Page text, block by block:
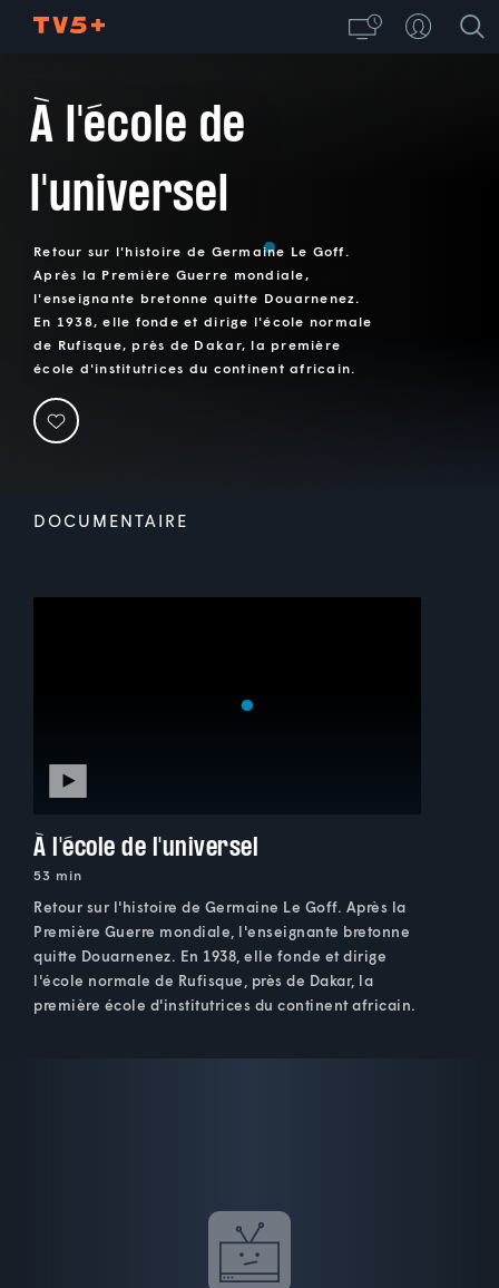
À l'école de
l'universel
Retour sur l'histoire de Germaine Le Goff.
Après la Première Guerre mondiale,
l'enseignante bretonne quitte Douarnenez.
En 1938, elle fonde et dirige l'école normale
de Rufisque, près de Dakar, la première
école d'institutrices du continent africain.
DOCUMENTAIRE
À l'école de l'universel
53 min
Retour sur l'histoire de Germaine Le Goff. Après la
Première Guerre mondiale, l'enseignante bretonne
quitte Douarnenez. En 1938, elle fonde et dirige
l'école normale de Rufisque, près de Dakar, la
première école d'institutrices du continent africain.